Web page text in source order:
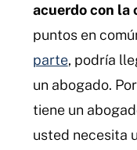
acuerdo con la
puntos en
parte, podría
un abogado.
tiene un
usted necesita